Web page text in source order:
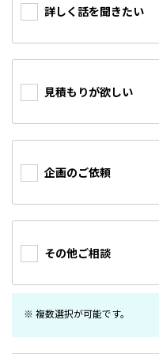
詳しく話を聞きたい
見積もりが欲しい
企画のご依頼
その他ご相談
複数選択が可能です。